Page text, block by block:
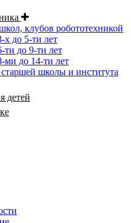
клубов робототехникой
х до 5-ти лет
ти до 9-ти лет
ми до 14-ти лет
школы и института
детей